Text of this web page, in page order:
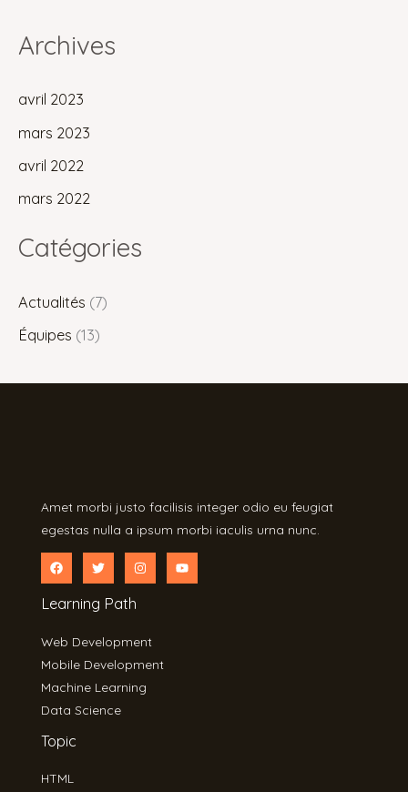
Archives
avril 2023
mars 2023
avril 2022
mars 2022
Catégories
Actualités (7)
Équipes (13)
Amet morbi justo facilisis integer odio eu feugiat
egestas nulla a ipsum morbi iaculis urna nunc.
Learning Path
Web Development
Mobile Development
Machine Learning
Data Science
Topic
HTML